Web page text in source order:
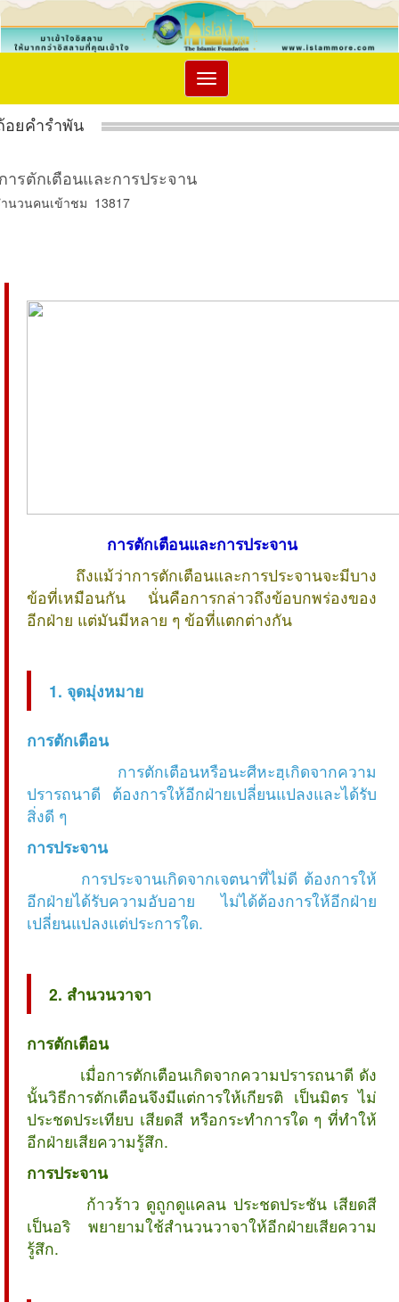
Toggle
navigation
อยคำรำพัน
ารตักเตือนและการประจาน
นวนคนเข้าชม 13817
การตักเตือนและการประจาน
ถึงแม้ว่าการตักเตือนและการประจานจะมีบาง
ข้อที่เหมือนกัน นั่นคือการกล่าวถึงข้อบกพร่องของ
อีกฝ่าย แต่มันมีหลาย ๆ ข้อที่แตกต่างกัน
1. จุดมุ่งหมาย
การตักเตือน
การตักเตือนหรือนะศีหะฮฺเกิดจากความ
ปรารถนาดี ต้องการให้อีกฝ่ายเปลี่ยนแปลงและได้รับ
สิ่งดี ๆ
การประจาน
การประจานเกิดจากเจตนาที่ไม่ดี ต้องการให้
อีกฝ่ายได้รับความอับอาย ไม่ได้ต้องการให้อีกฝ่าย
เปลี่ยนแปลงแต่ประการใด.
2. สำนวนวาจา
การตักเตือน
เมื่อการตักเตือนเกิดจากความปรารถนาดี ดัง
นั้นวิธีการตักเตือนจึงมีแต่การให้เกียรติ เป็นมิตร ไม่
ประชดประเทียบ เสียดสี หรือกระทำการใด ๆ ที่ทำให้
อีกฝ่ายเสียความรู้สึก.
การประจาน
ก้าวร้าว ดูถูกดูแคลน ประชดประชัน เสียดสี
เป็นอริ พยายามใช้สำนวนวาจาให้อีกฝ่ายเสียความ
รู้สึก.